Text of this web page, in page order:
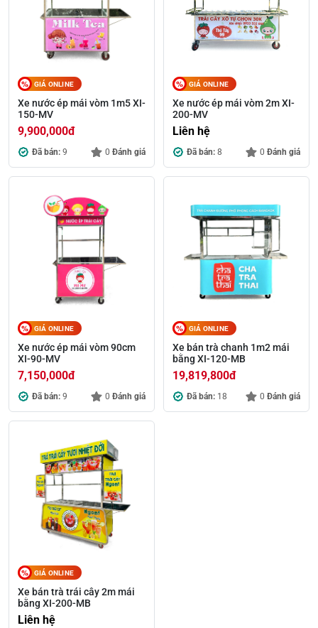
GIÁ ONLINE
Xe nước ép mái vòm 1m5 XI-
150-MV
9,900,000đ
Đã bán: 9 0 Đánh giá
GIÁ ONLINE
Xe nước ép mái vòm 2m XI-
200-MV
Liên hệ
Đã bán: 8 0 Đánh giá
GIÁ ONLINE
Xe nước ép mái vòm 90cm
XI-90-MV
7,150,000đ
Đã bán: 9 0 Đánh giá
GIÁ ONLINE
Xe bán trà chanh 1m2 mái
bằng XI-120-MB
19,819,800đ
Đã bán: 18 0 Đánh giá
GIÁ ONLINE
Xe bán trà trái cây 2m mái
bằng XI-200-MB
Liên hệ